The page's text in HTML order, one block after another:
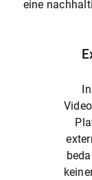
eine